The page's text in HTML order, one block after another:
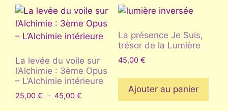
options
être
choisies
sur
La levée du voile sur
l’Alchimie : 3ème Opus
– L’Alchimie intérieure
25,00 € – 45,00 €
La présence Je Suis,
trésor de la Lumière
45,00 €
Ajouter au panier